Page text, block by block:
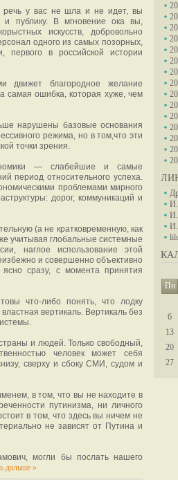
Пн
6
13
20
27
речь у вас не шла и не идет, вы
и публику. В мгновение ока вы,
искусств, добровольно
одного из самых позорных,
первого в российской истории
движет благородное желание
самая ошибка, которая хуже, чем
нарушены базовые основания
режима, но в том,что эти
точки зрения.
— слабейшие и самые
период относительного успеха.
проблемами мирного
дорог, коммуникаций и
(а не кратковременную, как
учитывая глобальные системные
наглое использование этой
и совершенно объективно
сразу, с момента принятия
что-либо понять, что лодку
вертикаль. Вертикаль без
и людей. Только свободный,
человек может себя
сверху и сбоку СМИ, судом и
в том, что вы не находите в
путинизма, ни личного
в том, что здесь вы ничем не
не зависят от Путина и
могли бы послать нашего
дальше »